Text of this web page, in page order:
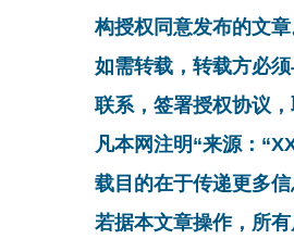
构授权同意发布的文章
如需转载，转载方必
联系，签署授权协议，
凡本网注明“来源：
载目的在于传递更多
若据本文章操作，所